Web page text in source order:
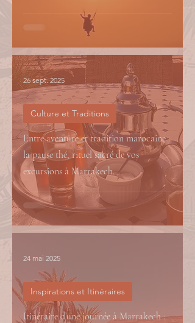
Entre aventure et tradition marocaine :
la pause thé, rituel sacré de vos
excursions à Marrakech.
Culture et Traditions
26 sept. 2025
Itinéraire d’une journée à Marrakech :
Inspirations et Itinéraires
24 mai 2025